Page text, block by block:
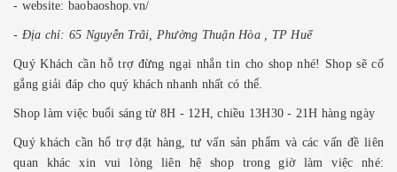
- website: baobaoshop.vn/
- Địa chỉ: 65 Nguyễn Trãi, Phường Thuận Hòa , TP Huế
Quý Khách cần hỗ trợ đừng ngại nhắn tin cho shop nhé! Shop sẽ cố
gắng giải đáp cho quý khách nhanh nhất có thể.
Shop làm việc buổi sáng từ 8H - 12H, chiều 13H30 - 21H hàng ngày
Quý khách cần hổ trợ đặt hàng, tư vấn sản phẩm và các vấn đề liên
quan khác xin vui lòng liên hệ shop trong giờ làm việc nhé: